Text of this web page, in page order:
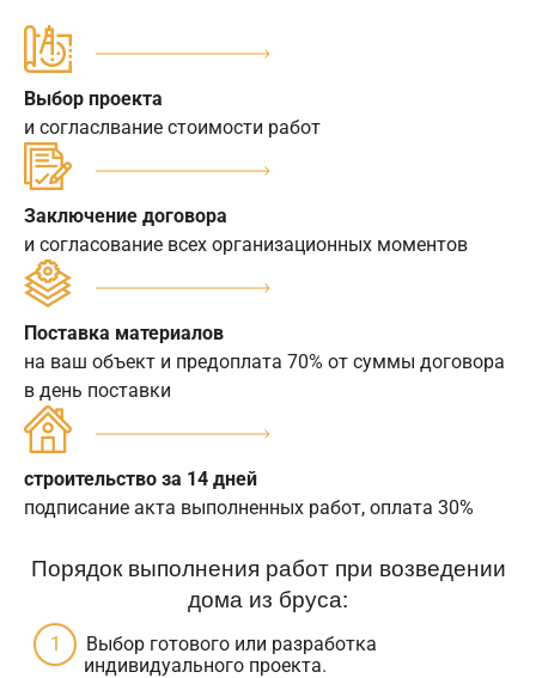
Выбор проекта
и согласлвание стоимости работ
Заключение договора
и согласование всех организационных моментов
Поставка материалов
на ваш объект и предоплата 70% от суммы договора
в день поставки
строительство за 14 дней
подписание акта выполненных работ, оплата 30%
Порядок выполнения работ при возведении
дома из бруса:
Выбор готового или разработка
индивидуального проекта.